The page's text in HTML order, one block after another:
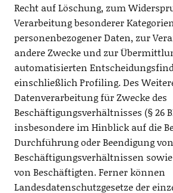
Recht auf Löschung, zum
Verarbeitung besonderer
personenbezogener Daten, zur
andere Zwecke und zur
automatisierten
einschließlich Profiling. Des
Datenverarbeitung für Zwecke des
Beschäftigungsverhältnisses (§ 26
insbesondere im Hinblick auf die
Durchführung oder Beendigung von
Beschäftigungsverhältnissen
von Beschäftigten. Ferner können
Landesdatenschutzgesetze der